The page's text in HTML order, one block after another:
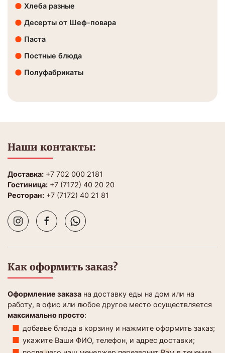
Хлеба разные
Десерты от Шеф-повара
Паста
Постные блюда
Полуфабрикаты
Наши контакты:
Доставка: +7 702 000 2181
Гостиница: +7 (7172) 40 20 20
Ресторан: +7 (7172) 40 21 81
Как оформить заказ?
Оформление заказа на доставку еды на дом или на
работу, в офис или любое другое место осуществляется
максимально просто:
добавье блюда в корзину и нажмите оформить заказ;
укажите Ваши ФИО, телефон, и адрес доставки;